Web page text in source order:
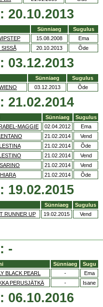
20.10.2013
Sünniaeg
Sugulus
15.08.2008
Ema
20.10.2013 Õde
03.12.2013
Sünniaeg
Sugulus
03.12.2013 Õde
21.02.2014
Sünniaeg
Sugulus
MAGGIE 02.04.2012
Ema
21.02.2014
Vend
21.02.2014
Õde
21.02.2014
Vend
21.02.2014
Vend
21.02.2014 Õde
19.02.2015
Sünniaeg
Sugulus
RUNNER UP 19.02.2015 Vend
-
Sünniaeg
Sugu
BLACK PEARL -
Ema
PERUSJÄTKÄ - Isane
06.10.2016